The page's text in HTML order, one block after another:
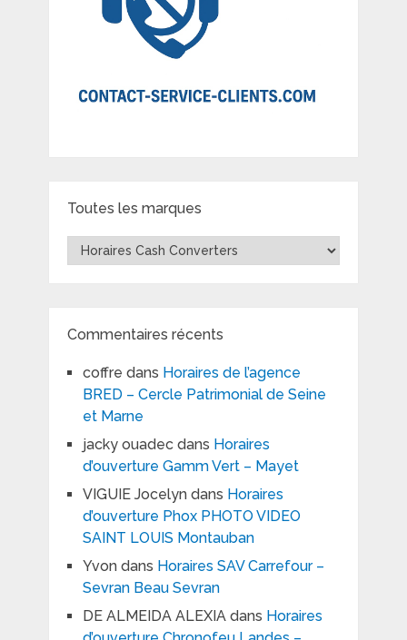
Toutes les marques
Toutes
les
Commentaires récents
coffre dans Horaires de l’agence
BRED – Cercle Patrimonial de Seine
et Marne
jacky ouadecdans Horaires
d’ouverture Gamm Vert – Mayet
VIGUIE Jocelyndans Horaires
d’ouverture Phox PHOTO VIDEO
SAINT LOUIS Montauban
Yvondans Horaires SAV Carrefour –
Sevran Beau Sevran
DE ALMEIDA ALEXIAdans Horaires